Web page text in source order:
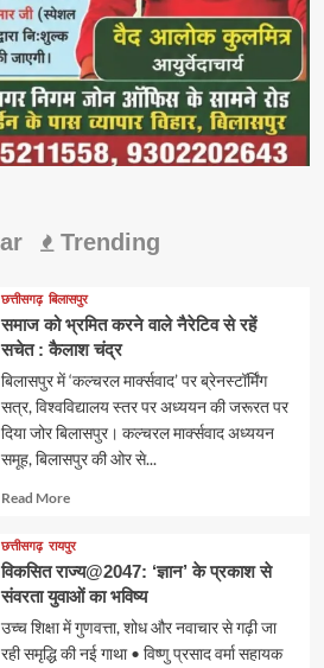
Trending
छत्तीसगढ़ बिलासपुर
समाज को भ्रमित करने वाले नैरेटिव से रहें
सचेत : कैलाश चंद्र
बिलासपुर में ‘कल्चरल मार्क्सवाद’ पर ब्रेनस्टॉर्मिंग
सत्र, विश्वविद्यालय स्तर पर अध्ययन की जरूरत पर
दिया जोर बिलासपुर। कल्चरल मार्क्सवाद अध्ययन
समूह, बिलासपुर की ओर से...
Read MoreRead
about
छत्तीसगढ़ रायपुर
विकसित राज्य@2047: ‘ज्ञान’ के प्रकाश से
संवरता युवाओं का भविष्य
उच्च शिक्षा में गुणवत्ता, शोध और नवाचार से गढ़ी जा
रही समृद्धि की नई गाथा • विष्णु प्रसाद वर्मा सहायक